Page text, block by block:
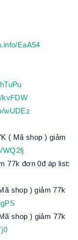
EaA54
kvFDW
wUDEz
( Mã shop ) giảm
WQ2fj
77k đơn 0đ áp list:
shop ) giảm 77k
shop ) giảm 77k